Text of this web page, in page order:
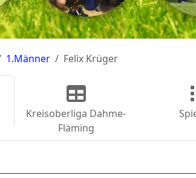
1.Männer Felix Krüger
Kreisoberliga Dahme-
Fläming